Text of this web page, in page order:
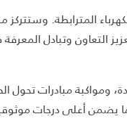
المترابطة.
التعاون وتبادل
مبادرات تحول
يضمن أعلى درجات